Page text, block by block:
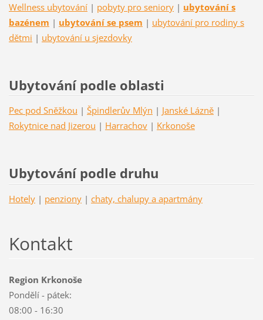
Wellness ubytování| pobyty pro seniory | ubytování s
bazénem | ubytování se psem | ubytování pro rodiny s
dětmi | ubytování u sjezdovky
Ubytování podle oblasti
Pec pod Sněžkou | Špindlerův Mlýn | Janské Lázně|
Rokytnice nad Jizerou | Harrachov| Krkonoše
Ubytování podle druhu
Hotely| penziony| chaty, chalupy a apartmány
Kontakt
Region Krkonoše
Pondělí - pátek:
08:00 - 16:30